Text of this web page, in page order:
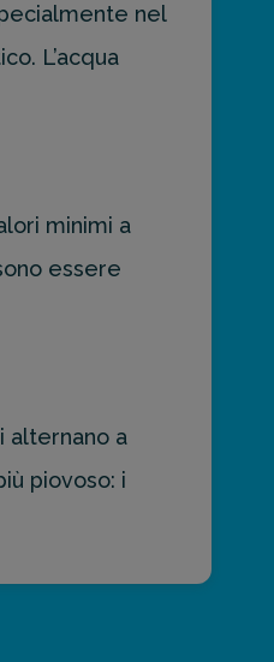
nel
L’acqua
minimi a
essere
alternano a
piovoso: i